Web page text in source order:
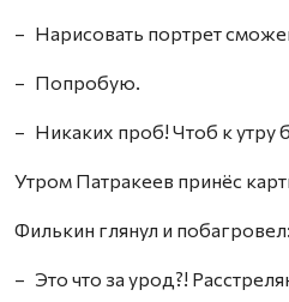
– Нарисовать портрет
– Попробую.
– Никаких проб! Чтоб к утру
Утром Патракеев принёс
Филькин глянул и побагровел:
– Это что за урод?!